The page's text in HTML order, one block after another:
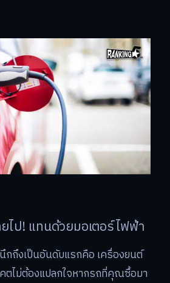
ไป! แทนด้วยมอเตอร์ไฟฟ้า
กถึงเป็นอันดับแรกคือ เครื่องยนต์
ตไม่ต้องแปลกใจหากรถที่คุณซื้อมา